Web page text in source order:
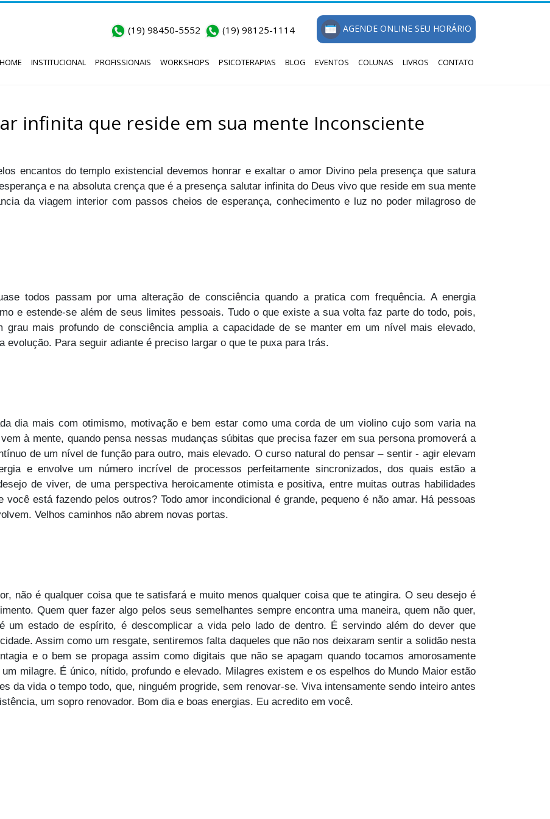
(19) 98450-5552 (19) 98125-1114 AGENDE ONLINE SEU HORÁRIO
HOME INSTITUCIONAL PROFISSIONAIS WORKSHOPS PSICOTERAPIAS BLOG EVENTOS COLUNAS LIVROS CONTATO
infinita que reside em sua mente Inconsciente
encantos do templo existencial devemos honrar e exaltar o amor Divino pela presença que satura
e na absoluta crença que é a presença salutar infinita do Deus vivo que reside em sua mente
da viagem interior com passos cheios de esperança, conhecimento e luz no poder milagroso de
todos passam por uma alteração de consciência quando a pratica com frequência. A energia
e estende-se além de seus limites pessoais. Tudo o que existe a sua volta faz parte do todo, pois,
grau mais profundo de consciência amplia a capacidade de se manter em um nível mais elevado,
evolução. Para seguir adiante é preciso largar o que te puxa para trás.
dia mais com otimismo, motivação e bem estar como uma corda de um violino cujo som varia na
à mente, quando pensa nessas mudanças súbitas que precisa fazer em sua persona promoverá a
de um nível de função para outro, mais elevado. O curso natural do pensar – sentir - agir elevam
e envolve um número incrível de processos perfeitamente sincronizados, dos quais estão a
de viver, de uma perspectiva heroicamente otimista e positiva, entre muitas outras habilidades
está fazendo pelos outros? Todo amor incondicional é grande, pequeno é não amar. Há pessoas
Velhos caminhos não abrem novas portas.
não é qualquer coisa que te satisfará e muito menos qualquer coisa que te atingira. O seu desejo é
Quem quer fazer algo pelos seus semelhantes sempre encontra uma maneira, quem não quer,
um estado de espírito, é descomplicar a vida pelo lado de dentro. É servindo além do dever que
Assim como um resgate, sentiremos falta daqueles que não nos deixaram sentir a solidão nesta
e o bem se propaga assim como digitais que não se apagam quando tocamos amorosamente
milagre. É único, nítido, profundo e elevado. Milagres existem e os espelhos do Mundo Maior estão
da vida o tempo todo, que, ninguém progride, sem renovar-se. Viva intensamente sendo inteiro antes
um sopro renovador. Bom dia e boas energias. Eu acredito em você.